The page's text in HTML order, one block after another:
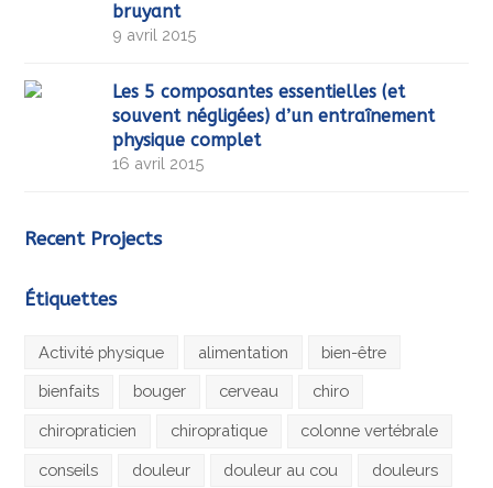
bruyant
9 avril 2015
Les 5 composantes essentielles (et
souvent négligées) d’un entraînement
physique complet
16 avril 2015
Recent Projects
Étiquettes
Activité physique alimentation bien-être
bienfaits bouger cerveau chiro
chiropraticien chiropratique colonne vertébrale
conseils douleur douleur au cou douleurs